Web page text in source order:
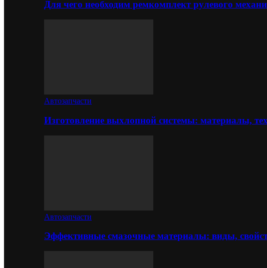
Для чего необходим ремкомплект рулевого
Автозапчасти
Изготовление выхлопной системы: материалы,
Автозапчасти
Эффективные смазочные материалы: виды,